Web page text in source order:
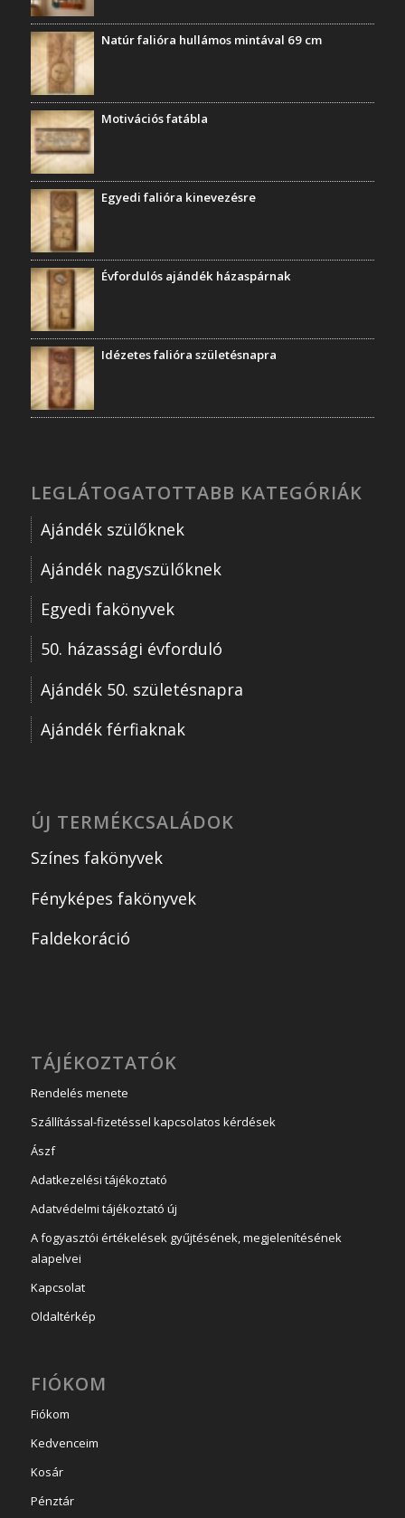
Natúr falióra hullámos mintával 69 cm
Motivációs fatábla
Egyedi falióra kinevezésre
Évfordulós ajándék házaspárnak
Idézetes falióra születésnapra
LEGLÁTOGATOTTABB KATEGÓRIÁK
Ajándék szülőknek
Ajándék nagyszülőknek
Egyedi fakönyvek
50. házassági évforduló
Ajándék 50. születésnapra
Ajándék férfiaknak
ÚJ TERMÉKCSALÁDOK
Színes fakönyvek
Fényképes fakönyvek
Faldekoráció
TÁJÉKOZTATÓK
Rendelés menete
Szállítással-fizetéssel kapcsolatos kérdések
Ászf
Adatkezelési tájékoztató
Adatvédelmi tájékoztató új
A fogyasztói értékelések gyűjtésének, megjelenítésének
alapelvei
Kapcsolat
Oldaltérkép
FIÓKOM
Fiókom
Kedvenceim
Kosár
Pénztár